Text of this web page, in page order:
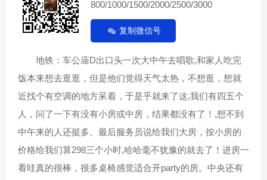
800/1000/1500/2000/2500/3000
复制微信号
地铁：车公庙D出口头一次大中午去唱歌,和家人吃完
饭本来想去逛逛，但是他们觉得天气太热，不想逛，想就
近找个有空调的地方呆着，于是乎就来了这,我们有四五个
人，问了一下有没有小房或中房，结果都没有了！,想不到
中午来的人还挺多。最后服务员说给我们大房，按小房的
价格给我们算298三个小时,哈哈毫不犹豫的就去了！进房一
看哇真的很棒，很多桌椅感觉适合开party的房。中央还有